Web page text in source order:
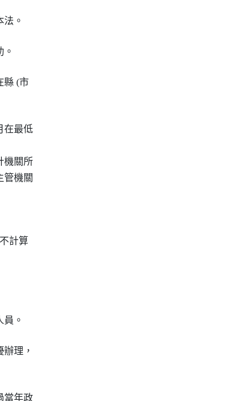
。
縣 (市
在最低
機關所
管機關
計算
。
理，
當年政